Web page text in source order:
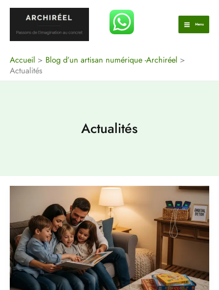
Aller
contenu
Menu
Accueil
Blog d’un artisan numérique -Archiréel
Actualités
Actualités
Pause
Numérique
à
la
Maison